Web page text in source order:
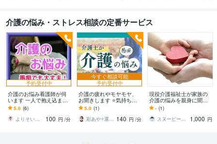
介護の悩み・ストレス相談の定番サービス
予約受付中
介護のお悩み看護師が伺
います 一人で抱え込まな
いで。あなたの精神的健
康が一番大切です。
5.0 (6)
よりそいナース まなみ
100 円 /分
今すぐ相談可能
予約受付中
介護の疲れやモヤモヤ、
お聞きします ⭐気持ちを
吐き出して、少し楽にな
りませんか？
5.0 (1)
彩あや⭐️運命好転・開運ナビゲーター 140 円 /分
現役介護福祉士が家族の
介護の悩みを親身に聞き
ます 介護施設10年経験し
た認知症の知識を精一杯
アドバイスします
- (1)
スヌーピー好き介護福祉士
1,000 円